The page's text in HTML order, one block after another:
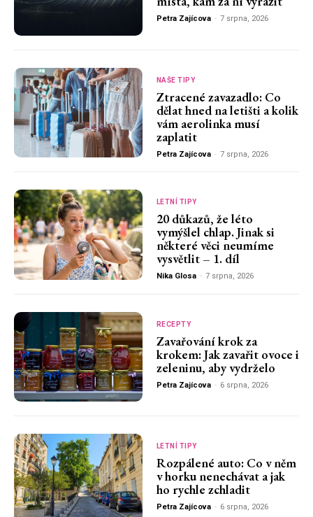
Petra Zajícova - 7 srpna, 2026
NAŠE TIPY
Ztracené zavazadlo: Co
dělat hned na letišti a kolik
vám aerolinka musí
zaplatit
Petra Zajícova - 7 srpna, 2026
LETNÍ TIPY
20 důkazů, že léto
vymýšlel chlap. Jinak si
některé věci neumíme
vysvětlit – 1. díl
Nika Glosa - 7 srpna, 2026
RECEPTY
Zavařování krok za
krokem: Jak zavařit ovoce i
zeleninu, aby vydrželo
Petra Zajícova - 6 srpna, 2026
LETNÍ TIPY
Rozpálené auto: Co v něm
v horku nenechávat a jak
ho rychle zchladit
Petra Zajícova - 6 srpna, 2026